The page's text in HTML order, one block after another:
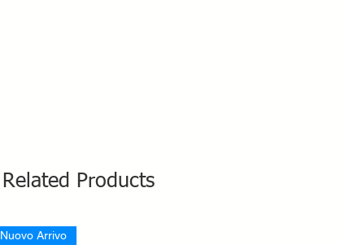
Related Products
Nuovo Arrivo